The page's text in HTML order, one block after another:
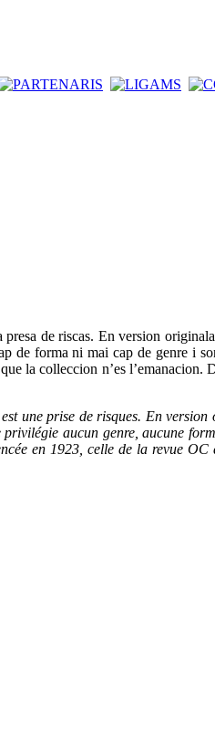
de riscas. En version
de forma ni mai cap de genre i
la colleccion n’es
une prise de risques. En
aucun genre, aucune
en 1923, celle de la revue